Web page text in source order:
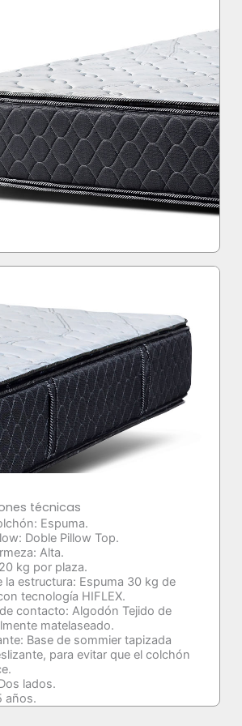
técnicas
Espuma.
Doble Pillow Top.
Alta.
kg por plaza.
la estructura: Espuma 30 kg de
tecnología HIFLEX.
contacto: Algodón Tejido de
matelaseado.
Base de sommier tapizada
para evitar que el colchón
lados.
años.